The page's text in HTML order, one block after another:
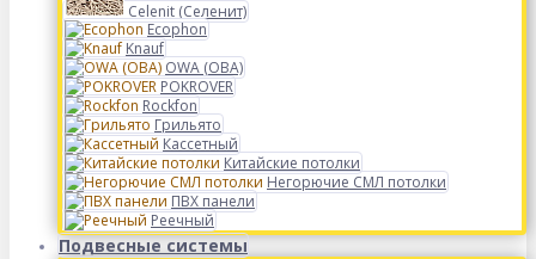
Celenit (Селенит)
Ecophon
Knauf
OWA (ОВА)
POKROVER
Rockfon
Грильято
Кассетный
Китайские потолки
Негорючие СМЛ потолки
ПВХ панели
Реечный
Подвесные системы